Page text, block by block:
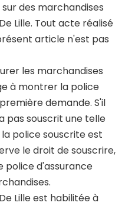
des marchandises
Lille. Tout acte réalisé
article n'est pas
les marchandises
à montrer la police
demande. S'il
pas souscrit une telle
police souscrite est
le droit de souscrire,
police d'assurance
Lille est habilitée à